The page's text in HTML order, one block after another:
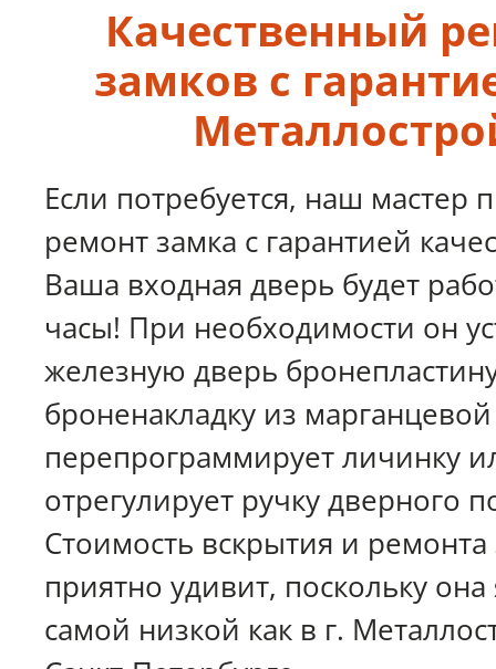
Качественный
замков с
Если потребуется, наш мастер
ремонт замка с гарантией
Ваша входная дверь будет
часы! При необходимости он
железную дверь
броненакладку из марганцевой
перепрограммирует личинку
отрегулирует ручку дверного
Стоимость вскрытия и ремонта
приятно удивит, поскольку она
самой низкой как в г.